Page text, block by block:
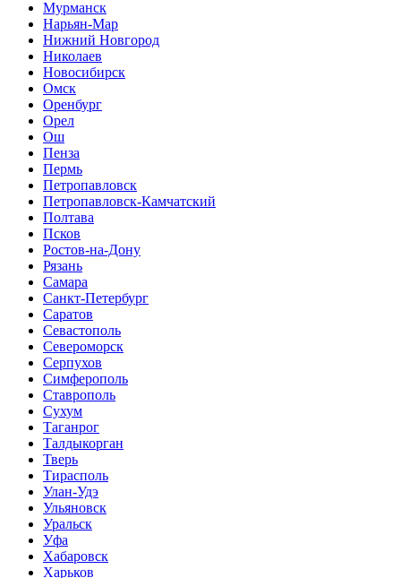
Мурманск
Нарьян-Мар
Нижний Новгород
Николаев
Новосибирск
Омск
Оренбург
Орел
Ош
Пенза
Пермь
Петропавловск
Петропавловск-Камчатский
Полтава
Псков
Ростов-на-Дону
Рязань
Самара
Санкт-Петербург
Саратов
Севастополь
Североморск
Серпухов
Симферополь
Ставрополь
Сухум
Таганрог
Tалдыкорган
Тверь
Тирасполь
Улан-Удэ
Ульяновск
Уральск
Уфа
Хабаровск
Харьков